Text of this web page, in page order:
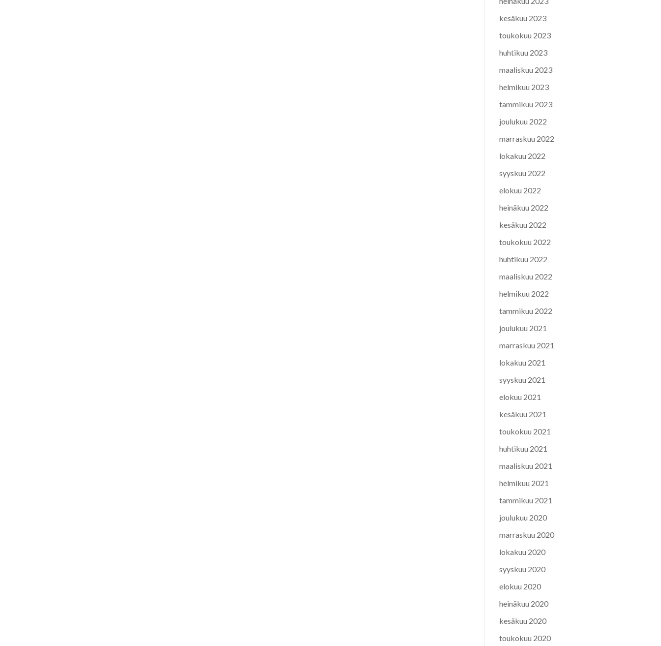
kesäkuu 2023
toukokuu 2023
huhtikuu 2023
maaliskuu 2023
helmikuu 2023
tammikuu 2023
joulukuu 2022
marraskuu 2022
lokakuu 2022
syyskuu 2022
elokuu 2022
heinäkuu 2022
kesäkuu 2022
toukokuu 2022
huhtikuu 2022
maaliskuu 2022
helmikuu 2022
tammikuu 2022
joulukuu 2021
marraskuu 2021
lokakuu 2021
syyskuu 2021
elokuu 2021
kesäkuu 2021
toukokuu 2021
huhtikuu 2021
maaliskuu 2021
helmikuu 2021
tammikuu 2021
joulukuu 2020
marraskuu 2020
lokakuu 2020
syyskuu 2020
elokuu 2020
heinäkuu 2020
kesäkuu 2020
toukokuu 2020